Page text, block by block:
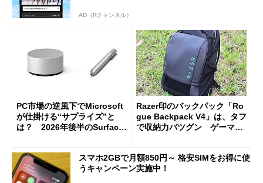
AD（Rチャンネル）
PC市場の逆風下でMicrosoft
が仕掛ける“サプライズ”と
は？ 2026年後半のSurface
Razer印のバックパック「Ro
gue Backpack V4」は、タフ
で収納力バツグン ゲーマー
スマホ2GBで月額850円～ 格安SIMをお得に使
うキャンペーン実施中！